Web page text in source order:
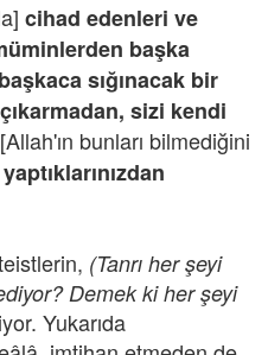
cihad edenleri ve
başka
sığınacak bir
sizi kendi
[Allah'ın bunları bilmediğini
(Tanrı her şeyi
Demek ki her şeyi
Yukarıda